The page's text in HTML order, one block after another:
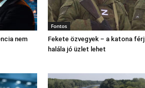
nem
Fontos
Fekete özvegyek – a katona férj
halála jó üzlet lehet